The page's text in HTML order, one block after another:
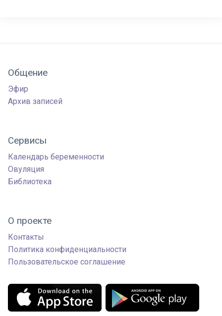
Общение
Эфир
Архив записей
Сервисы
Календарь беременности
Овуляция
Библиотека
О проекте
Контакты
Политика конфиденциальности
Пользовательское соглашение